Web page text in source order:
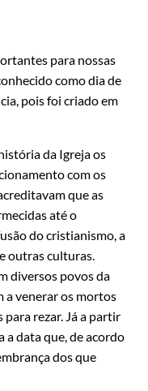
para nossas
como dia de
pois foi criado em
da Igreja os
com os
que as
até o
do cristianismo, a
outras culturas.
diversos povos da
a venerar os mortos
rezar. Já a partir
a data que, de acordo
dos que